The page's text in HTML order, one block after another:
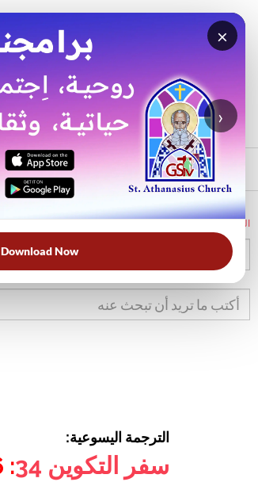
×
›
Download Now
الرئيسية
الترجمة اليسوعية:
سفر التكوين 34
: 16